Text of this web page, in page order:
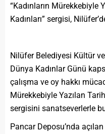
“Kadınların Mürekkebiyle
Kadınları” sergisi,
Nilüfer Belediyesi Kültür
Dünya Kadınlar Günü
çalışma ve oy hakkı
Mürekkebiyle Yazılan
sergisini sanatseverlerle
Pancar Deposu’nda